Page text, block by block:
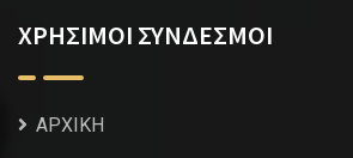
ΧΡΗΣΙΜΟΙ ΣΥΝΔΕΣΜΟΙ
ΑΡΧΙΚΗ